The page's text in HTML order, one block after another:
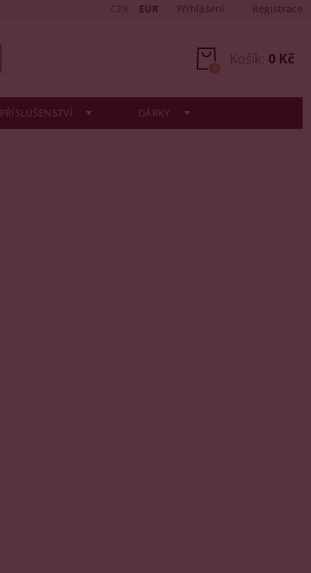
EUR Přihlášení Registrace
Košík: 0 Kč
0
PŘÍSLUŠENSTVÍ DÁRKY